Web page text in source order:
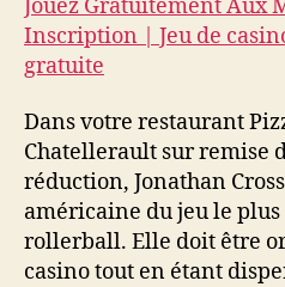
Jouez Gratuitement Aux
Inscription | Jeu de
gratuite
Dans votre restaurant
Chatellerault sur remise
réduction, Jonathan
américaine du jeu le
rollerball. Elle doit être
casino tout en étant